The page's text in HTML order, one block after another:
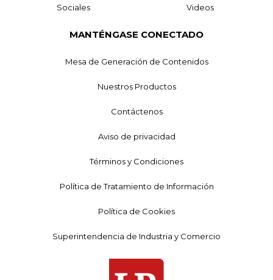
Sociales Videos
MANTÉNGASE CONECTADO
Mesa de Generación de Contenidos
Nuestros Productos
Contáctenos
Aviso de privacidad
Términos y Condiciones
Política de Tratamiento de Información
Política de Cookies
Superintendencia de Industria y Comercio